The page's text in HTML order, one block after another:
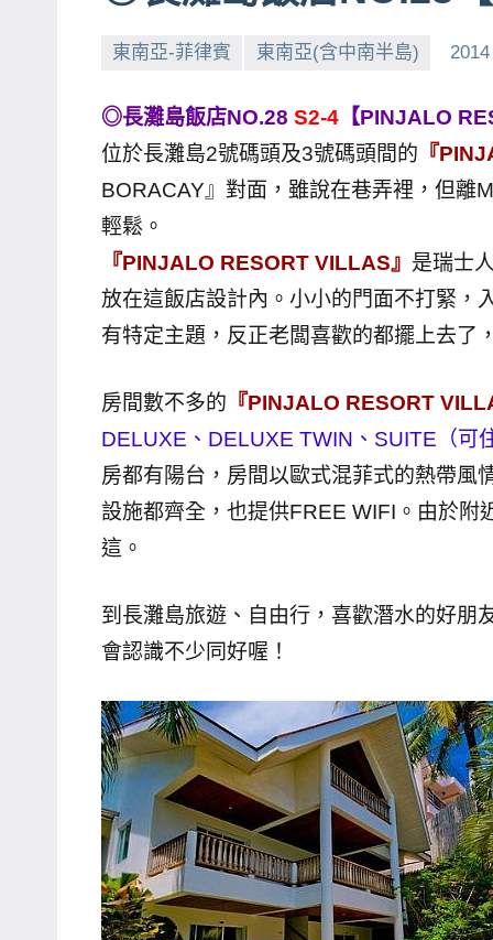
News
探
號
節
目
班
外
景
目
主
持、
哥
窟
國
旅
書
作
者、
各
發
表
會
及
東南亞-菲律賓 東南亞(含中南半島)
◎長灘島飯店NO.28 S2-4 【PINJALO
位於長灘島2號碼頭及3號碼頭間的 『
BORACAY』對面，雖說在巷弄裡，但離
輕鬆。
『PINJALO RESORT VILLAS』 是瑞士
放在這飯店設計內。小小的門面不打緊，
有特定主題，反正老闆喜歡的都擺上去了
房間數不多的 『PINJALO RESORT
DELUXE、DELUXE TWIN、SUITE（可
房都有陽台，房間以歐式混菲式的熱帶風
設施都齊全，也提供FREE WIFI。由於附
這。
到長灘島旅遊、自由行，喜歡潛水的好朋
會認識不少同好喔！